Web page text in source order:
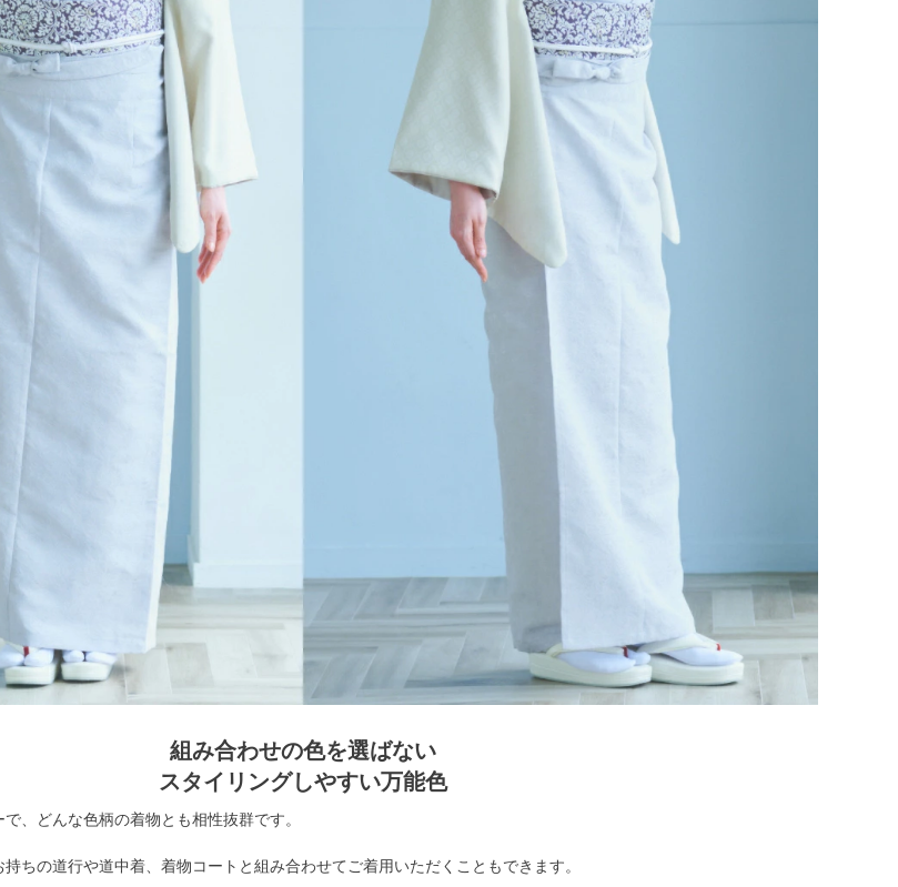
組み合わせの色を選ばない
スタイリングしやすい万能色
、どんな色柄の着物とも相性抜群です。
ちの道行や道中着、着物コートと組み合わせてご着用いただくこともできます。